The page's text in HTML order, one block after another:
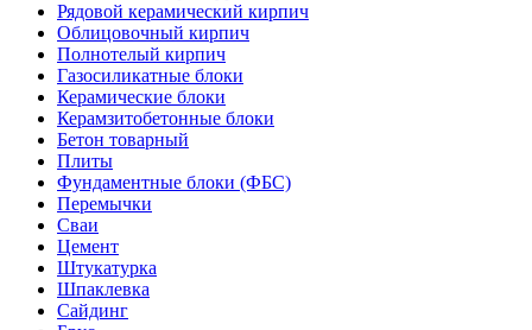
Рядовой керамический кирпич
Облицовочный кирпич
Полнотелый кирпич
Газосиликатные блоки
Керамические блоки
Керамзитобетонные блоки
Бетон товарный
Плиты
Фундаментные блоки (ФБС)
Перемычки
Сваи
Цемент
Штукатурка
Шпаклевка
Сайдинг